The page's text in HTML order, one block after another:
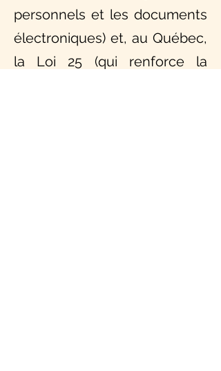
personnels et les documents
électroniques) et, au Québec,
la Loi 25 (qui renforce la